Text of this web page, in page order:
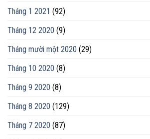
Tháng 1 2021 (92)
Tháng 12 2020 (9)
Tháng mười một 2020 (29)
Tháng 10 2020 (8)
Tháng 9 2020 (8)
Tháng 8 2020 (129)
Tháng 7 2020 (87)